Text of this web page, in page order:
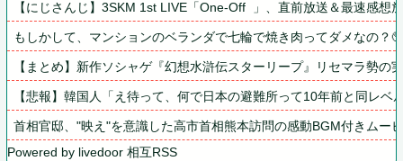
【にじさんじ】3SKM 1st LIVE「One-Off  」、直前放送＆最速感
もしかして、マンションのベランダで七輪で焼き肉ってダメなの？🥺
【まとめ】新作ソシャゲ『幻想水滸伝スターリープ』リセマラ勢
【悲報】韓国人「え待って、何で日本の避難所って10年前と同レベ
首相官邸、"映え"を意識した高市首相熊本訪問の感動BGM付きムー
Powered by livedoor 相互RSS